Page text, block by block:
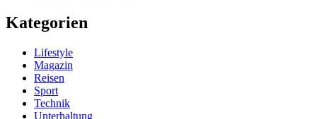
Kategorien
Lifestyle
Magazin
Reisen
Sport
Technik
Unterhaltung